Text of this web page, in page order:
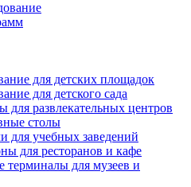
для детских площадок
для детского сада
для развлекательных центров
столы
для учебных заведений
для ресторанов и кафе
для музеев и